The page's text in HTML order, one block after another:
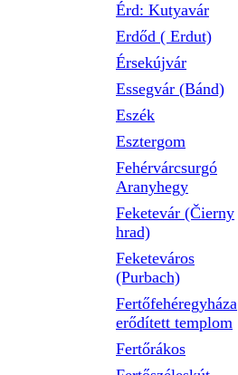
Érd: Kutyavár
Erdőd ( Erdut)
Érsekújvár
Essegvár (Bánd)
Eszék
Esztergom
Fehérvárcsurgó
Aranyhegy
Feketevár (Čierny
hrad)
Feketeváros
(Purbach)
Fertőfehéregyháza
erődített templom
Fertőrákos